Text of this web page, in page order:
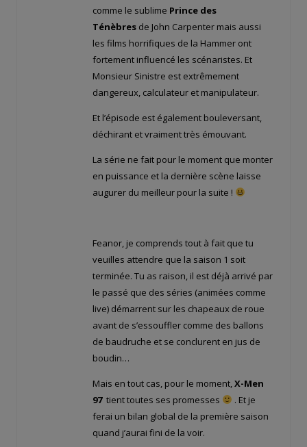
comme le sublime Prince des
Ténèbres de John Carpenter mais aussi
les films horrifiques de la Hammer ont
fortement influencé les scénaristes. Et
Monsieur Sinistre est extrêmement
dangereux, calculateur et manipulateur.
Et l’épisode est également bouleversant,
déchirant et vraiment très émouvant.
La série ne fait pour le moment que monter
en puissance et la dernière scène laisse
augurer du meilleur pour la suite !
Feanor, je comprends tout à fait que tu
veuilles attendre que la saison 1 soit
terminée. Tu as raison, il est déjà arrivé par
le passé que des séries (animées comme
live) démarrent sur les chapeaux de roue
avant de s’essouffler comme des ballons
de baudruche et se conclurent en jus de
boudin…
Mais en tout cas, pour le moment, X-Men
97 tient toutes ses promesses
. Et je
ferai un bilan global de la première saison
quand j’aurai fini de la voir.